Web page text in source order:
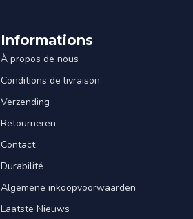
Informations
À propos de nous
Conditions de livraison
Verzending
Retourneren
Contact
Durabilité
Algemene inkoopvoorwaarden
Laatste Nieuws